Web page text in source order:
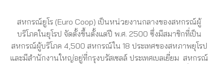
สหกรณ์ยูโร (Euro Coop) เป็นหน่วยงานกลางของสหกรณ์ผู้
บริโภคในยุโรป จัดตั้งขึ้นตั้งแต่ปี พ.ศ. 2500 ซึ่งมีสมาชิกที่เป็น
สหกรณ์ผู้บริโภค 4,500 สหกรณ์ใน 18 ประเทศของสหภาพยุโรป
และมีสำนักงานใหญ่อยู่ที่กรุงบรัสเซลล์ ประเทศเบลเยี่ยม สหกรณ์